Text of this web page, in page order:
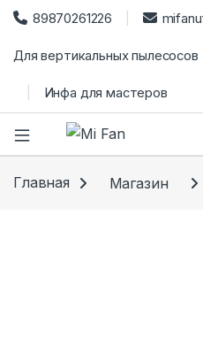
89870261226
Для вертикальных пылесосов
Инфа для мастеров
Главная Магазин